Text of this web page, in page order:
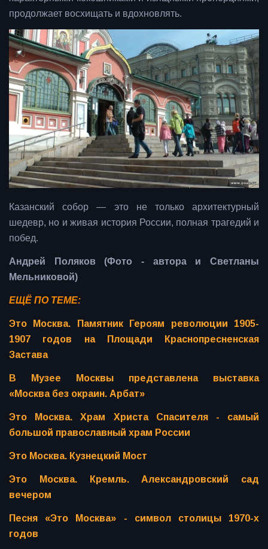
продолжает восхищать и вдохновлять.
Казанский собор — это не только архитектурный
шедевр, но и живая история России, полная трагедий и
побед.
Андрей Поляков (Фото - автора и Светланы
Мельниковой)
ЕЩЁ ПО ТЕМЕ:
Это Москва. Памятник Героям революции 1905-
1907 годов на Площади Краснопресненская
Застава
В Музее Москвы представлена выставка
«Москва без окраин. Арбат»
Это Москва. Храм Христа Спасителя - самый
большой православный храм России
Это Москва. Кузнецкий Мост
Это Москва. Кремль. Александровский сад
вечером
Песня «Это Москва» - символ столицы 1970-х
годов